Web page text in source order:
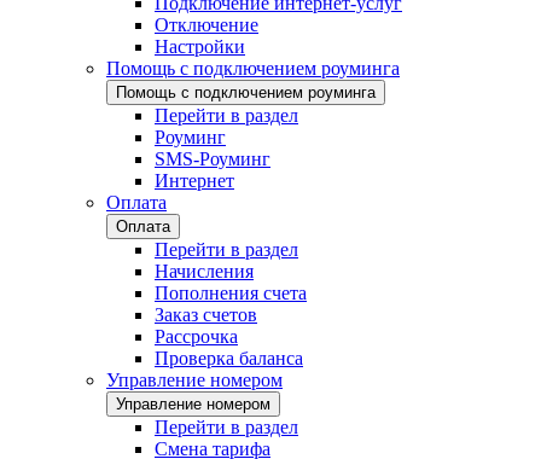
Отключение
Настройки
Помощь с подключением роуминга
Помощь с подключением роуминга
Перейти в раздел
Роуминг
SMS-Роуминг
Интернет
Оплата
Оплата
Перейти в раздел
Начисления
Пополнения счета
Заказ счетов
Рассрочка
Проверка баланса
Управление номером
Управление номером
Перейти в раздел
Смена тарифа